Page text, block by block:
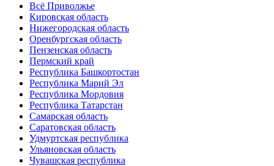
Всё Приволжье
Кировская область
Нижегородская область
Оренбургская область
Пензенская область
Пермский край
Республика Башкортостан
Республика Марий Эл
Республика Мордовия
Республика Татарстан
Самарская область
Саратовская область
Удмуртская республика
Ульяновская область
Чувашская республика